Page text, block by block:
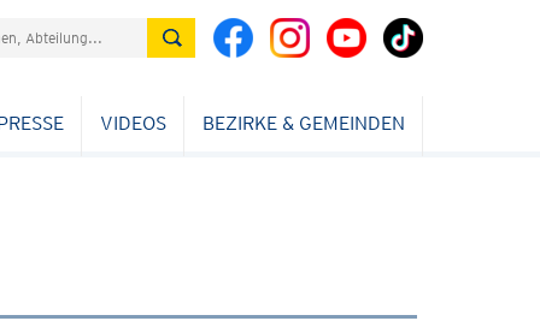
VIDEOS BEZIRKE & GEMEINDEN